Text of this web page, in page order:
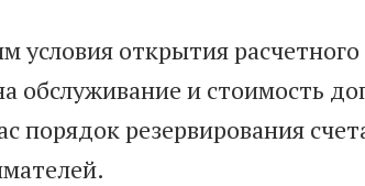
условия открытия
обслуживание и стоимость
порядок резервирования